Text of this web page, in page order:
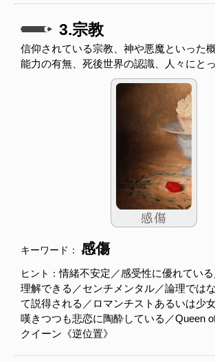
3.宗教
信仰されている宗教、神や悪魔といった
能力の有無、死後世界の認識、人々にと
キーワード： 感傷
ヒント：情緒不安定／感受性に優れてい
理解できる／センチメンタル／論理では
て説得される／ロマンチストあるいは少
嘆きつつも悲恋に陶酔している／Queen
クイーン《逆位置》